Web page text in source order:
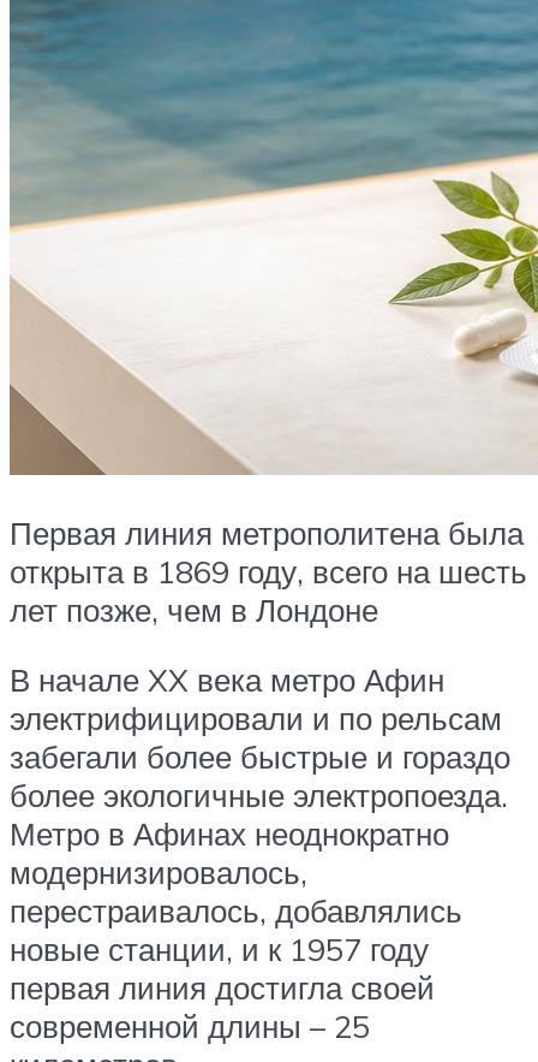
Первая линия метрополитена была
открыта в 1869 году, всего на шесть
лет позже, чем в Лондоне
В начале XX века метро Афин
электрифицировали и по рельсам
забегали более быстрые и гораздо
более экологичные электропоезда.
Метро в Афинах неоднократно
модернизировалось,
перестраивалось, добавлялись
новые станции, и к 1957 году
первая линия достигла своей
современной длины – 25